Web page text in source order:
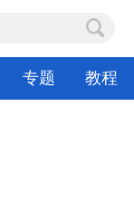
专题 教程